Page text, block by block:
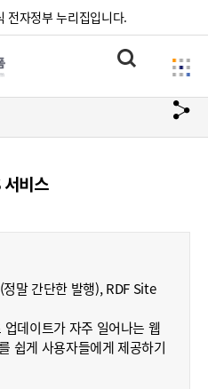
전자정부 누리집입니다.
통
합
색
사
이
메
url
복
서비스
말 간단한 발행), RDF Site
데이트가 자주 일어나는 웹
쉽게 사용자들에게 제공하기